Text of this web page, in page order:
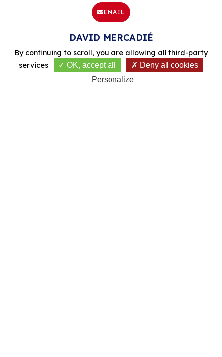
EMAIL
DAVID MERCADIÉ
By continuing to scroll, you are allowing all third-party
services
OK, accept all
Deny all cookies
Personalize